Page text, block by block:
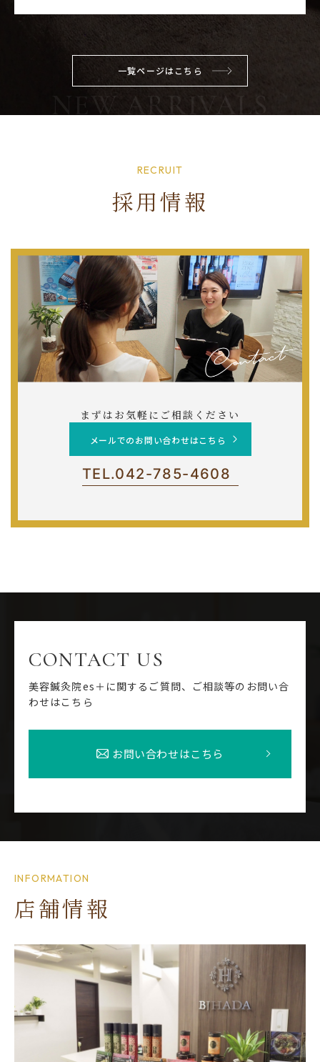
一覧ページはこちら
RECRUIT
採用情報
まずはお気軽にご相談ください
メールでのお問い合わせはこちら
TEL.042-785-4608
CONTACT US
美容鍼灸院es＋に関するご質問、ご相談等のお問い合
わせはこちら
お問い合わせはこちら
INFORMATION
店舗情報